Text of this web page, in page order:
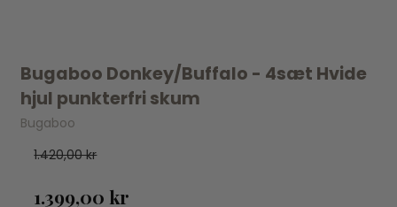
Bugaboo Donkey/Buffalo - 4sæt Hvide
hjul punkterfri skum
Bugaboo
1.420,00 kr
1.399,00 kr